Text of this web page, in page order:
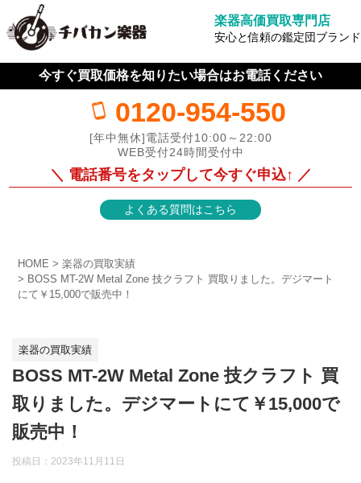
楽器高価買取専門店
安心と信頼の鑑定団ブランド
今すぐ買取価格を知りたい場合はお電話ください
0120-954-550
[年中無休]電話受付10:00～22:00
WEB受付24時間受付中
＼ 電話番号をタップして今すぐ申込↑ ／
よくある質問はこちら
HOME
楽器の買取実績
BOSS MT-2W Metal Zone 技クラフト 買取りました。デジマート
にて￥15,000で販売中！
楽器の買取実績
BOSS MT-2W Metal Zone 技クラフト 買
取りました。デジマートにて￥15,000で
販売中！
投稿日：2023年11月11日